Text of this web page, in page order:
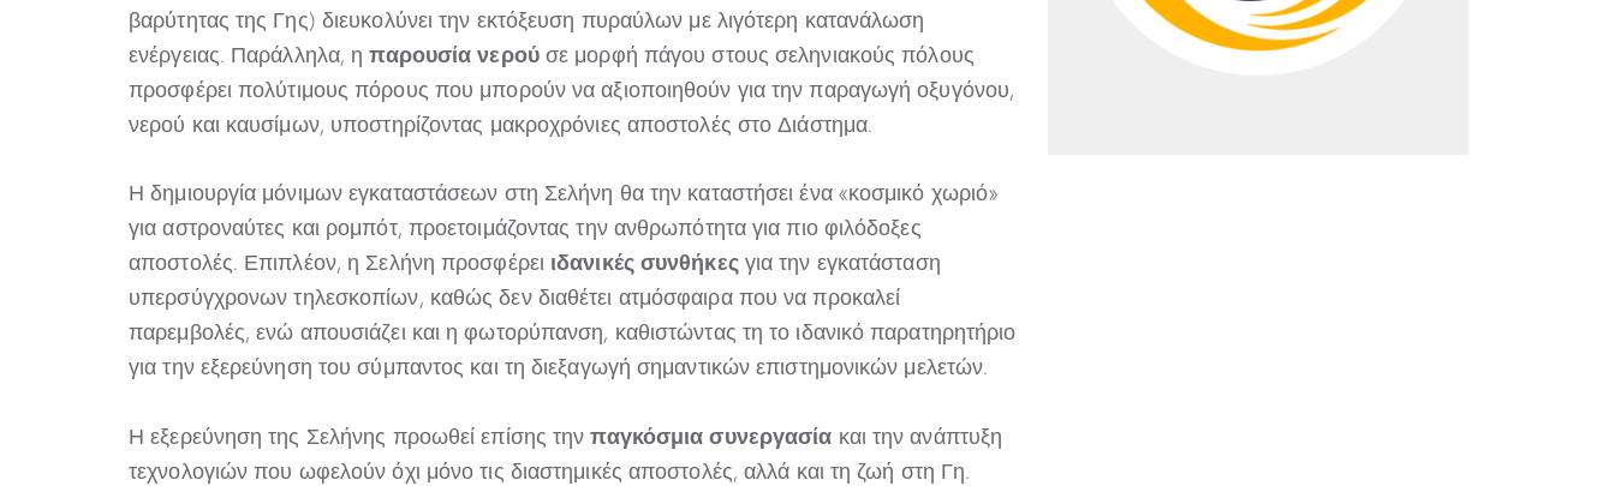
βαρύτητας της Γης) διευκολύνει την εκτόξευση πυραύλων με λιγότερη κατανάλωση
ενέργειας. Παράλληλα, ηπαρουσία νερούσε μορφή πάγου στους σεληνιακούς πόλους
προσφέρει πολύτιμους πόρους που μπορούν να αξιοποιηθούν για την παραγωγή οξυγόνου,
νερού και καυσίμων, υποστηρίζοντας μακροχρόνιες αποστολές στο Διάστημα.
Η δημιουργία μόνιμων εγκαταστάσεων στη Σελήνη θα την καταστήσει ένα «κοσμικό χωριό»
για αστροναύτες και ρομπότ, προετοιμάζοντας την ανθρωπότητα για πιο φιλόδοξες
αποστολές. Επιπλέον, η Σελήνη προσφέρει ιδανικές συνθήκεςγια την εγκατάσταση
υπερσύγχρονων τηλεσκοπίων, καθώς δεν διαθέτει ατμόσφαιρα που να προκαλεί
παρεμβολές, ενώ απουσιάζει και η φωτορύπανση, καθιστώντας τη το ιδανικό παρατηρητήριο
για την εξερεύνηση του σύμπαντος και τη διεξαγωγή σημαντικών επιστημονικών μελετών.
Η εξερεύνηση της Σελήνης προωθεί επίσης τηνπαγκόσμια συνεργασία και την ανάπτυξη
τεχνολογιών που ωφελούν όχι μόνο τις διαστημικές αποστολές, αλλά και τη ζωή στη Γη.